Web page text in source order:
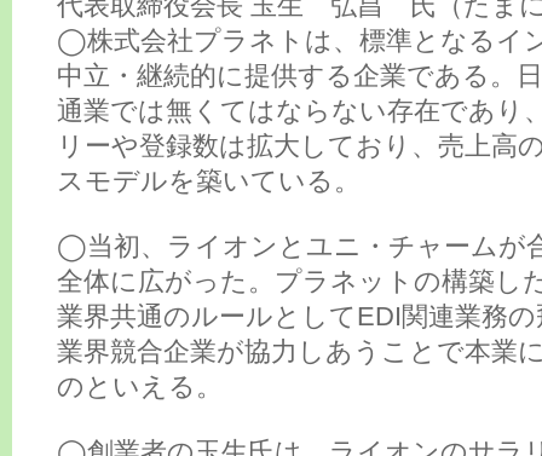
代表取締役会長 玉生 弘昌 氏（たま
◯株式会社プラネトは、標準となるイ
中立・継続的に提供する企業である。
通業では無くてはならない存在であり
リーや登録数は拡大しており、売上高
スモデルを築いている。
◯当初、ライオンとユニ・チャームが
全体に広がった。プラネットの構築し
業界共通のルールとしてEDI関連業務
業界競合企業が協力しあうことで本業
のといえる。